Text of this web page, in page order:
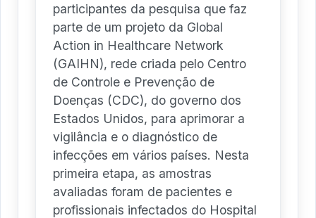
participantes da pesquisa que faz
parte de um projeto da Global
Action in Healthcare Network
(GAIHN), rede criada pelo Centro
de Controle e Prevenção de
Doenças (CDC), do governo dos
Estados Unidos, para aprimorar a
vigilância e o diagnóstico de
infecções em vários países. Nesta
primeira etapa, as amostras
avaliadas foram de pacientes e
profissionais infectados do Hospital